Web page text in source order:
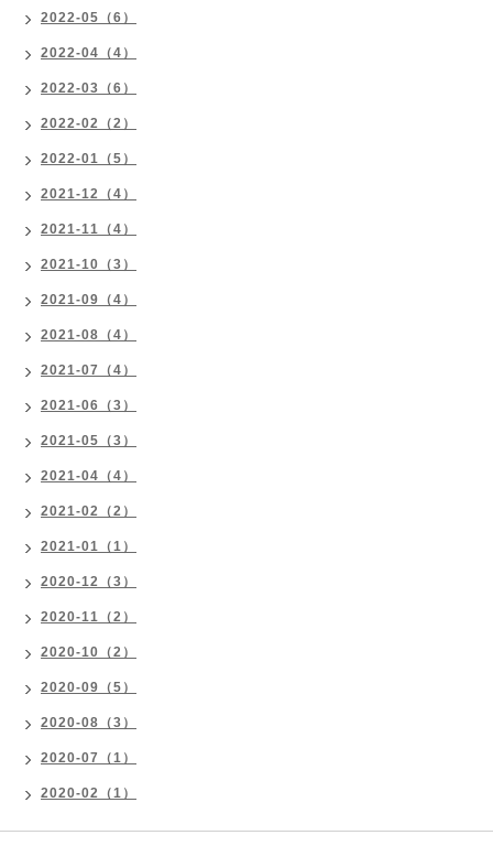
2022-05（6）
2022-04（4）
2022-03（6）
2022-02（2）
2022-01（5）
2021-12（4）
2021-11（4）
2021-10（3）
2021-09（4）
2021-08（4）
2021-07（4）
2021-06（3）
2021-05（3）
2021-04（4）
2021-02（2）
2021-01（1）
2020-12（3）
2020-11（2）
2020-10（2）
2020-09（5）
2020-08（3）
2020-07（1）
2020-02（1）